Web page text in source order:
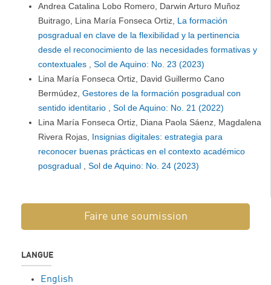
Andrea Catalina Lobo Romero, Darwin Arturo Muñoz
Buitrago, Lina María Fonseca Ortiz, La formación
posgradual en clave de la flexibilidad y la pertinencia
desde el reconocimiento de las necesidades formativas y
contextuales
Sol de Aquino: No. 23 (2023)
Lina María Fonseca Ortiz, David Guillermo Cano
Bermúdez, Gestores de la formación posgradual con
sentido identitario
Sol de Aquino: No. 21 (2022)
Lina María Fonseca Ortiz, Diana Paola Sáenz, Magdalena
Rivera Rojas, Insignias digitales: estrategia para
reconocer buenas prácticas en el contexto académico
posgradual
Sol de Aquino: No. 24 (2023)
Faire une soumission
LANGUE
English